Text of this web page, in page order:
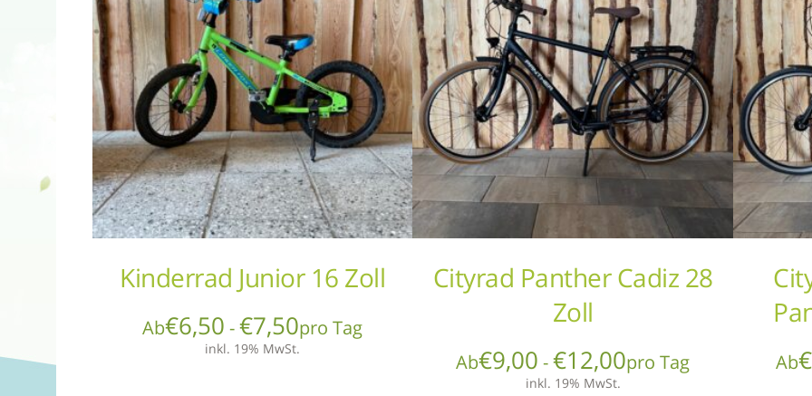
Kinderrad Junior 16 Zoll
Ab€6,50 -€7,50pro Tag
inkl. 19% MwSt.
Cityrad Panther Cadiz 28
Zoll
Ab€9,00 -€12,00pro Tag
inkl. 19% MwSt.
Ab€